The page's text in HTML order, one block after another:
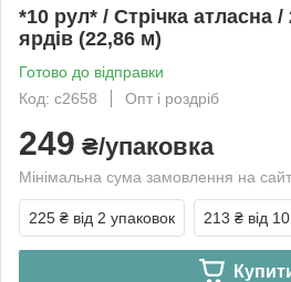
*10 рул* / Стрічка атласна
ярдів (22,86 м)
Готово до відправки
Код: с2658
Опт і роздріб
249 ₴/упаковка
Мінімальна сума замовлення на
225 ₴ від 2 упаковок 213 ₴ від